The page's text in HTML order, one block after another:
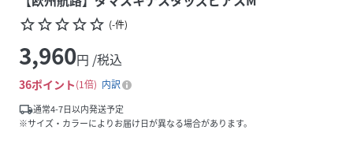
star_borderstar_borderstar_borderstar_borderstar_border (-件)
3,960円 /税込
36ポイント 1倍
内訳
local_shipping通常4-7日以内発送予定
※サイズ・カラーによりお届け日が異なる場合があります。